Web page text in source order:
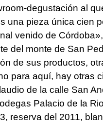
degustación al
una pieza única cien
venido de
del monte de San
de sus productos,
para aquí, hay otras
de la calle San
Palacio de la
reserva del 2011,